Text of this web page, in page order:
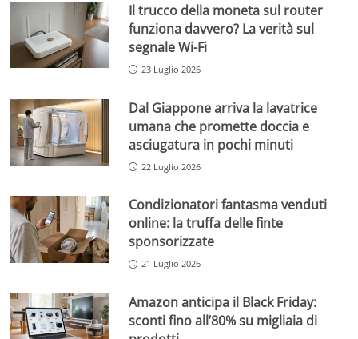
Il trucco della moneta sul router
funziona davvero? La verità sul
segnale Wi-Fi
23 Luglio 2026
Dal Giappone arriva la lavatrice
umana che promette doccia e
asciugatura in pochi minuti
22 Luglio 2026
Condizionatori fantasma venduti
online: la truffa delle finte
sponsorizzate
21 Luglio 2026
Amazon anticipa il Black Friday:
sconti fino all’80% su migliaia di